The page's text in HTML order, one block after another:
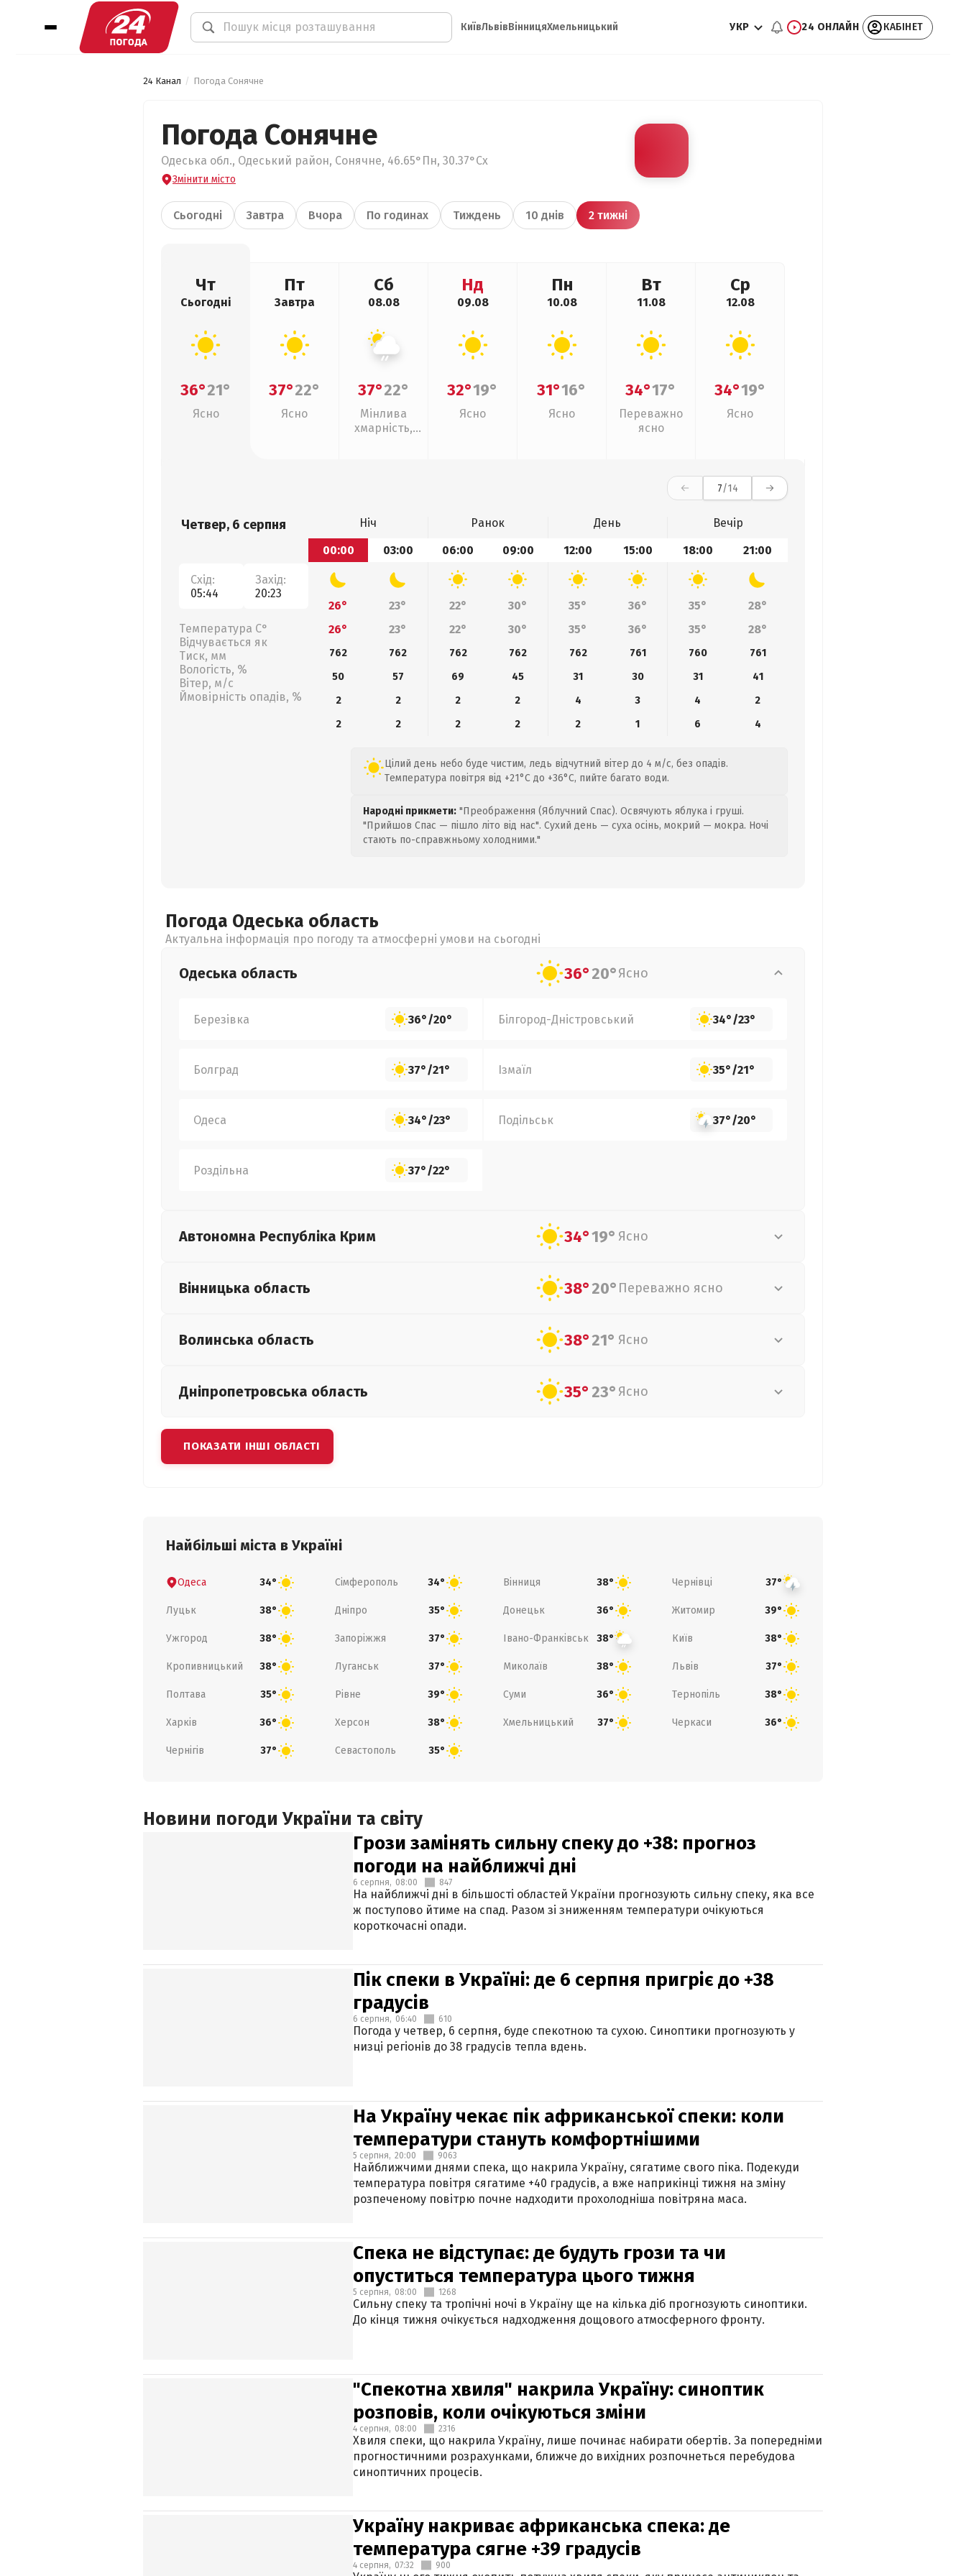
КиївЛьвівВінницяХмельницький УКР 24 ОНЛАЙН КАБІНЕТ
24 Канал Погода Сонячне
Погода Сонячне
Одеська обл., Одеський район, Сонячне, 46.65°Пн, 30.37°Сх
Змінити місто
Сьогодні Завтра Вчора По годинах Тиждень 10 днів 2 тижні
Чт
Сьогодні
36°21°
Ясно
Пт
Завтра
37°22°
Ясно
Сб
08.08
37°22°
Мінлива
хмарність,
Нд
09.08
32°19°
Ясно
Пн
10.08
31°16°
Ясно
Вт
11.08
34°17°
Переважно
ясно
Ср
12.08
34°19°
Ясно
7/14
Четвер, 6 серпня
Схід:
05:44
Захід:
20:23
Температура С°
Відчувається як
Тиск, мм
Вологість, %
Вітер, м/с
Ймовірність опадів, %
Ніч Ранок День
Вечір
00:00
03:00 06:00 09:00 12:00 15:00 18:00 21:00
26° 23° 22° 30° 35° 36° 35°
28°
26°
23° 22° 30° 35° 36° 35° 28°
762 762 762 762 762 761 760
761
50
57 69 45 31 30 31
41
2
2 2 2 4 3 4
2
2
2 2 2 2 1 6 4
Цілий день небо буде чистим, ледь відчутний вітер до 4 м/с, без опадів.
Температура повітря від +21°C до +36°C, пийте багато води.
Народні прикмети: "Преображення (Яблучний Спас). Освячують яблука і груші.
"Прийшов Спас — пішло літо від нас". Сухий день — суха осінь, мокрий — мокра. Ночі
стають по-справжньому холодними."
Погода Одеська область
Актуальна інформація про погоду та атмосферні умови на сьогодні
Одеська область 36°20°Ясно
Березівка 36°/20° Білгород-Дністровський 34°/23°
Болград 37°/21° Ізмаїл 35°/21°
Одеса 34°/23° Подільськ 37°/20°
Роздільна 37°/22°
Автономна Республіка Крим 34°19° Ясно
Вінницька область 38°20° Переважно ясно
Волинська область 38°21° Ясно
Дніпропетровська область 35°23° Ясно
ПОКАЗАТИ ІНШІ ОБЛАСТІ
Найбільші міста в Україні
Одеса 34° Сімферополь 34° Вінниця 38° Чернівці 37°
Луцьк 38° Дніпро 35° Донецьк 36° Житомир 39°
Ужгород 38° Запоріжжя 37° Івано-Франківськ 38° Київ 38°
Кропивницький 38° Луганськ 37° Миколаїв 38° Львів 37°
Полтава 35° Рівне 39° Суми 36° Тернопіль 38°
Харків 36° Херсон 38° Хмельницький 37° Черкаси 36°
Чернігів 37° Севастополь 35°
Новини погоди України та світу
Грози замінять сильну спеку до +38: прогноз
погоди на найближчі дні
6 серпня, 08:00 847
На найближчі дні в більшості областей України прогнозують сильну спеку, яка все
ж поступово йтиме на спад. Разом зі зниженням температури очікуються
короткочасні опади.
Пік спеки в Україні: де 6 серпня пригріє до +38
градусів
6 серпня, 06:40 610
Погода у четвер, 6 серпня, буде спекотною та сухою. Синоптики прогнозують у
низці регіонів до 38 градусів тепла вдень.
На Україну чекає пік африканської спеки: коли
температури стануть комфортнішими
5 серпня, 20:00 9063
Найближчими днями спека, що накрила Україну, сягатиме свого піка. Подекуди
температура повітря сягатиме +40 градусів, а вже наприкінці тижня на зміну
розпеченому повітрю почне надходити прохолодніша повітряна маса.
Спека не відступає: де будуть грози та чи
опуститься температура цього тижня
5 серпня, 08:00 1268
Сильну спеку та тропічні ночі в Україну ще на кілька діб прогнозують синоптики.
До кінця тижня очікується надходження дощового атмосферного фронту.
"Спекотна хвиля" накрила Україну: синоптик
розповів, коли очікуються зміни
4 серпня, 08:00 2316
Хвиля спеки, що накрила Україну, лише починає набирати обертів. За попередніми
прогностичними розрахунками, ближче до вихідних розпочнеться перебудова
синоптичних процесів.
Україну накриває африканська спека: де
температура сягне +39 градусів
4 серпня, 07:32 900